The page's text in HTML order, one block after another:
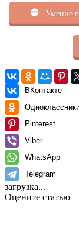
Умение
ВКонтакте
Pinterest
Viber
WhatsApp
Telegram
загрузка...
Оцените статью